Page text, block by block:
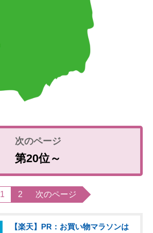
第20位～
1 2 次のページ
【楽天】PR：お買い物マラソンは